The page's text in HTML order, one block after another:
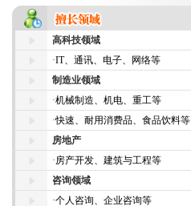
高科技领域
·IT、通讯、电子、网络等
制造业领域
·机械制造、机电、重工等
·快速、耐用消费品、食品饮料等
房地产
·房产开发、建筑与工程等
咨询领域
·个人咨询、企业咨询等
厦门猎头维尔斯-科技大亨面试时都